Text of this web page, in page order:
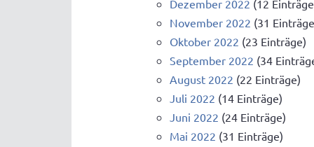
Dezember 2022 (12
November 2022 (31
Oktober 2022 (23 Einträge)
September 2022 (34
August 2022 (22 Einträge)
Juli 2022 (14 Einträge)
Juni 2022 (24 Einträge)
Mai 2022 (31 Einträge)